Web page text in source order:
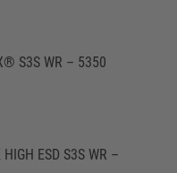
S3S WR – 5350
ESD S3S WR –